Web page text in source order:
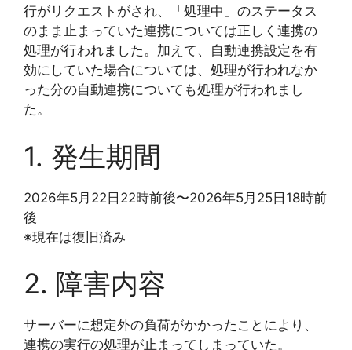
行がリクエストがされ、「処理中」のステータス
のまま止まっていた連携については正しく連携の
処理が行われました。加えて、自動連携設定を有
効にしていた場合については、処理が行われなか
った分の自動連携についても処理が行われまし
た。
1. 発生期間
2026年5月22日22時前後〜2026年5月25日18時前
後
※現在は復旧済み
2. 障害内容
サーバーに想定外の負荷がかかったことにより、
連携の実行の処理が止まってしまっていた。